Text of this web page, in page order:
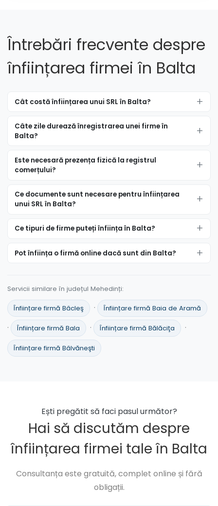
Întrebări frecvente despre
înființarea firmei în Balta
Cât costă înființarea unui SRL în Balta?
Câte zile durează înregistrarea unei firme în
Balta?
Este necesară prezența fizică la registrul
comerțului?
Ce documente sunt necesare pentru înființarea
unui SRL în Balta?
Ce tipuri de firme puteți înființa în Balta?
Pot înființa o firmă online dacă sunt din Balta?
Servicii similare în județul Mehedinți:
Înființare firmă Bâcleş · Înființare firmă Baia de Aramă
· Înființare firmă Bala · Înființare firmă Bălăciţa ·
Înființare firmă Bâlvăneşti
Ești pregătit să faci pasul următor?
Hai să discutăm despre
înființarea firmei tale în Balta
Consultanța este gratuită, complet online și fără
obligații.